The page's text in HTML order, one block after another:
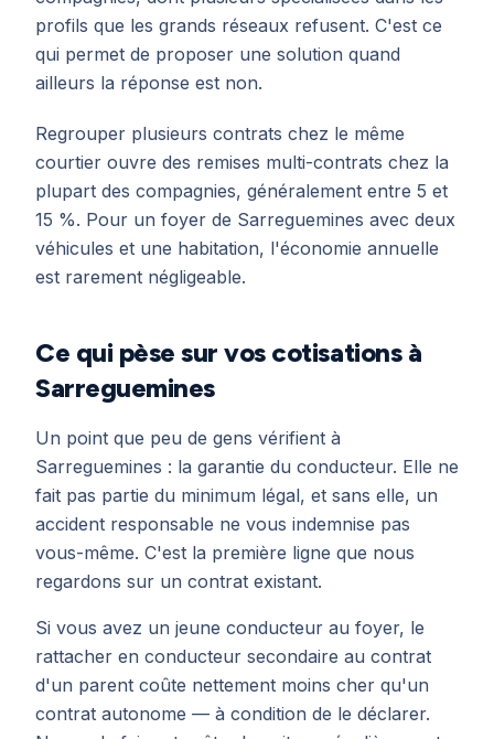
profils que les grands réseaux refusent. C'est ce
qui permet de proposer une solution quand
ailleurs la réponse est non.
Regrouper plusieurs contrats chez le même
courtier ouvre des remises multi-contrats chez la
plupart des compagnies, généralement entre 5 et
15 %. Pour un foyer de Sarreguemines avec deux
véhicules et une habitation, l'économie annuelle
est rarement négligeable.
Ce qui pèse sur vos cotisations à
Sarreguemines
Un point que peu de gens vérifient à
Sarreguemines : la garantie du conducteur. Elle ne
fait pas partie du minimum légal, et sans elle, un
accident responsable ne vous indemnise pas
vous-même. C'est la première ligne que nous
regardons sur un contrat existant.
Si vous avez un jeune conducteur au foyer, le
rattacher en conducteur secondaire au contrat
d'un parent coûte nettement moins cher qu'un
contrat autonome — à condition de le déclarer.